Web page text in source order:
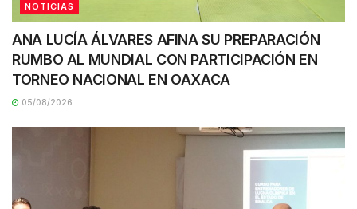
NOTICIAS
ANA LUCÍA ÁLVARES AFINA SU PREPARACIÓN
RUMBO AL MUNDIAL CON PARTICIPACIÓN EN
TORNEO NACIONAL EN OAXACA
05/08/2026